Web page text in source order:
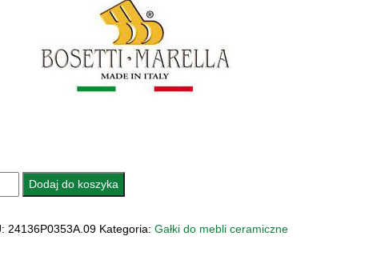
Dodaj do koszyka
24136P0353A.09 Kategoria: Gałki do mebli ceramiczne